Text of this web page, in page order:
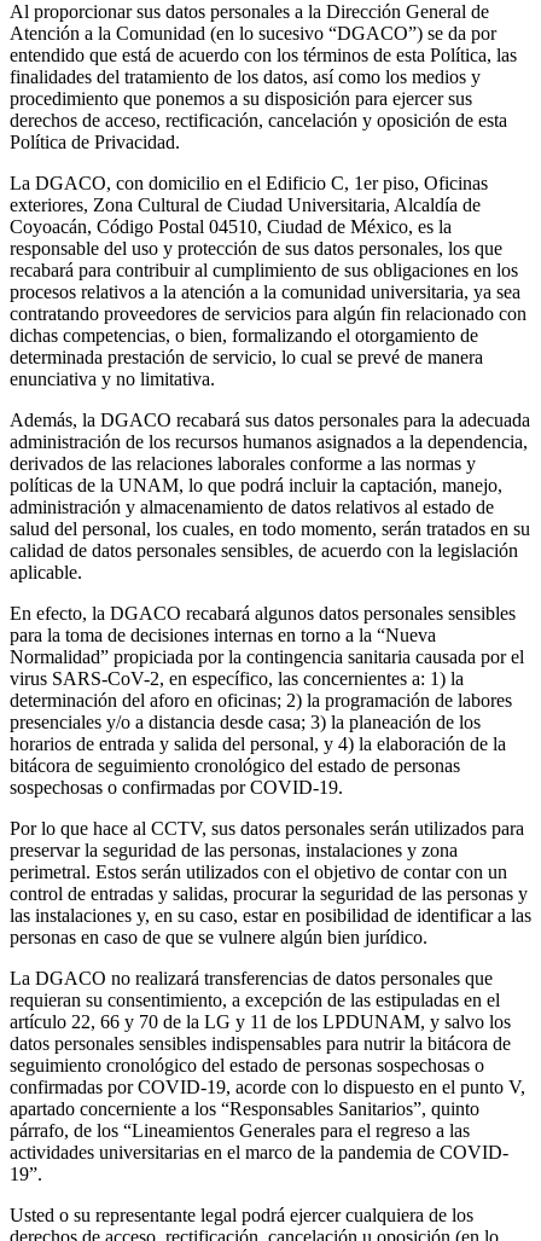
Al proporcionar sus datos personales a la Dirección General de
Atención a la Comunidad (en lo sucesivo “DGACO”) se da por
entendido que está de acuerdo con los términos de esta Política, las
finalidades del tratamiento de los datos, así como los medios y
procedimiento que ponemos a su disposición para ejercer sus
derechos de acceso, rectificación, cancelación y oposición de esta
Política de Privacidad.
La DGACO, con domicilio en el Edificio C, 1er piso, Oficinas
exteriores, Zona Cultural de Ciudad Universitaria, Alcaldía de
Coyoacán, Código Postal 04510, Ciudad de México, es la
responsable del uso y protección de sus datos personales, los que
recabará para contribuir al cumplimiento de sus obligaciones en los
procesos relativos a la atención a la comunidad universitaria, ya sea
contratando proveedores de servicios para algún fin relacionado con
dichas competencias, o bien, formalizando el otorgamiento de
determinada prestación de servicio, lo cual se prevé de manera
enunciativa y no limitativa.
Además, la DGACO recabará sus datos personales para la adecuada
administración de los recursos humanos asignados a la dependencia,
derivados de las relaciones laborales conforme a las normas y
políticas de la UNAM, lo que podrá incluir la captación, manejo,
administración y almacenamiento de datos relativos al estado de
salud del personal, los cuales, en todo momento, serán tratados en su
calidad de datos personales sensibles, de acuerdo con la legislación
aplicable.
En efecto, la DGACO recabará algunos datos personales sensibles
para la toma de decisiones internas en torno a la “Nueva
Normalidad” propiciada por la contingencia sanitaria causada por el
virus SARS-CoV-2, en específico, las concernientes a: 1) la
determinación del aforo en oficinas; 2) la programación de labores
presenciales y/o a distancia desde casa; 3) la planeación de los
horarios de entrada y salida del personal, y 4) la elaboración de la
bitácora de seguimiento cronológico del estado de personas
sospechosas o confirmadas por COVID-19.
Por lo que hace al CCTV, sus datos personales serán utilizados para
preservar la seguridad de las personas, instalaciones y zona
perimetral. Estos serán utilizados con el objetivo de contar con un
control de entradas y salidas, procurar la seguridad de las personas y
las instalaciones y, en su caso, estar en posibilidad de identificar a las
personas en caso de que se vulnere algún bien jurídico.
La DGACO no realizará transferencias de datos personales que
requieran su consentimiento, a excepción de las estipuladas en el
artículo 22, 66 y 70 de la LG y 11 de los LPDUNAM, y salvo los
datos personales sensibles indispensables para nutrir la bitácora de
seguimiento cronológico del estado de personas sospechosas o
confirmadas por COVID-19, acorde con lo dispuesto en el punto V,
apartado concerniente a los “Responsables Sanitarios”, quinto
párrafo, de los “Lineamientos Generales para el regreso a las
actividades universitarias en el marco de la pandemia de COVID-
19”.
Usted o su representante legal podrá ejercer cualquiera de los